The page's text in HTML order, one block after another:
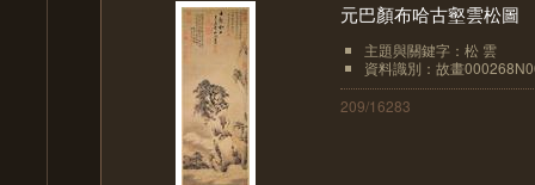
元巴顏布哈古壑雲松
主題與關鍵字：松 雲
資料識別：故畫
209/16283